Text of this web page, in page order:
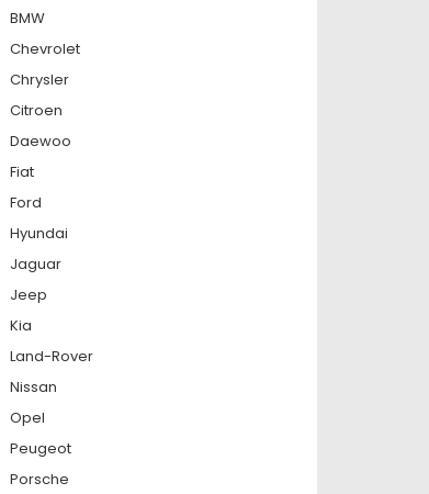
BMW
Chevrolet
Chrysler
Citroen
Daewoo
Fiat
Ford
Hyundai
Jaguar
Jeep
Kia
Land-Rover
Nissan
Opel
Peugeot
Porsche